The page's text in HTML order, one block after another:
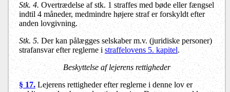
Stk. 4. Overtrædelse af stk. 1 straffes med bøde eller fængsel
indtil 4 måneder, medmindre højere straf er forskyldt efter
anden lovgivning.
Stk. 5. Der kan pålægges selskaber m.v. (juridiske personer)
strafansvar efter reglerne istraffelovens 5. kapitel.
Beskyttelse af lejerens rettigheder
§ 17.Lejerens rettigheder efter reglerne i denne lov er